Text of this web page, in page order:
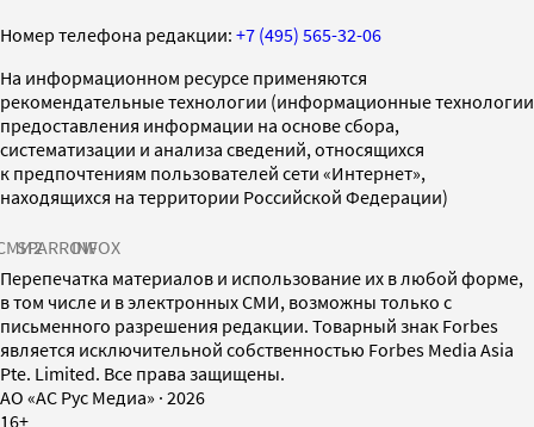
Номер телефона редакции: +7 (495) 565-32-06
На информационном ресурсе применяются
рекомендательные технологии (информационные технологии
предоставления информации на основе сбора,
систематизации и анализа сведений, относящихся
к предпочтениям пользователей сети «Интернет»,
находящихся на территории Российской Федерации)
SPARROWINFOX
Перепечатка материалов и использование их в любой форме,
в том числе и в электронных СМИ, возможны только с
письменного разрешения редакции. Товарный знак Forbes
является исключительной собственностью Forbes Media Asia
Pte. Limited. Все права защищены.
AO «АС Рус Медиа» · 2026
16+